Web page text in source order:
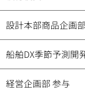
設計本部商品企画
船舶DX季節予測開
経営企画部 参与